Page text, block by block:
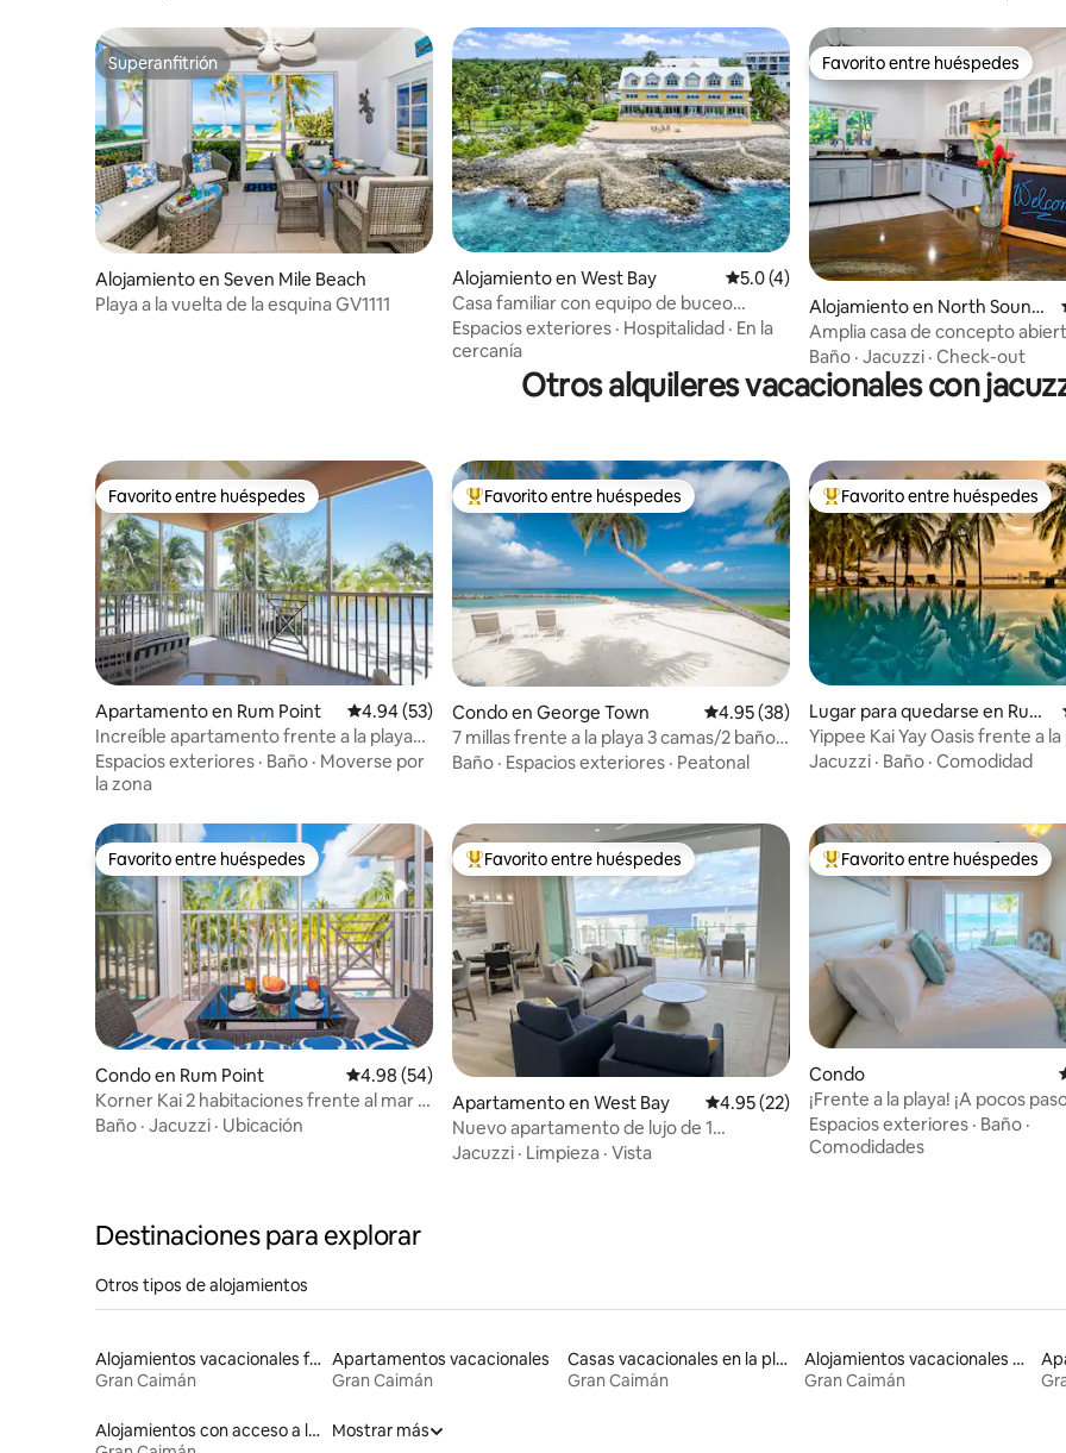
Superanfitrión
Superanfitrión
Alojamiento en Seven Mile Beach
Playa a la vuelta de la esquina GV1111
Alojamiento en West Bay Calificación promedio: 5.0 de 5, 4 reseñas
5.0 (4)
Casa familiar con equipo de buceo
(capacidad para 9 personas) -
DreamCayman
Espacios exteriores · Hospitalidad · En la
cercanía
Favorito entre huéspedes
Favorito entre huéspedes
Alojamiento en North Sound
Estates
Amplia casa de concepto
dormitorios.
Baño · Jacuzzi · Check-out
Otros alquileres vacacionales con
Favorito entre huéspedes
Favorito entre huéspedes
Apartamento en Rum Point Calificación promedio: 4.94 de 5, 53 reseñas
4.94 (53)
Increíble apartamento frente a la playa
en el club náutico Kaibo
Espacios exteriores · Baño · Moverse por
la zona
Favorito entre huéspedes preferido
Favorito entre huéspedes
Condo en George Town Calificación promedio: 4.95 de 5, 38 reseñas
4.95 (38)
7 millas frente a la playa 3 camas/2 baños
@SunsetCove #202
Baño · Espacios exteriores · Peatonal
Favorito entre huéspedes
Favorito entre huéspedes
Lugar para quedarse en Rum
Point
Yippee Kai Yay Oasis frente a la
Jacuzzi · Baño · Comodidad
Favorito entre huéspedes
Favorito entre huéspedes
Condo en Rum Point Calificación promedio: 4.98 de 5, 54 reseñas
4.98 (54)
Korner Kai 2 habitaciones frente al mar -
Piscina, jacuzzi y playa
Baño · Jacuzzi · Ubicación
Favorito entre huéspedes preferido
Favorito entre huéspedes
Apartamento en West Bay Calificación promedio: 4.95 de 5, 22 reseñas
4.95 (22)
Nuevo apartamento de lujo de 1
dormitorio | Centro de tortugas |
Jacuzzi · Limpieza · Vista
Favorito entre huéspedes
Favorito entre huéspedes
Condo
¡Frente a la playa! ¡A pocos
playa! @The Reef Beach Resort
Espacios exteriores · Baño ·
Comodidades
Destinaciones para explorar
Otros tipos de alojamientos
Alojamientos vacacionales frente a la playa
Gran Caimán
Apartamentos vacacionales
Gran Caimán
Casas vacacionales en la playa
Gran Caimán
Alojamientos vacacionales que admiten mascotas
Gran Caimán
Alojamientos con acceso a la playa
Mostrar más